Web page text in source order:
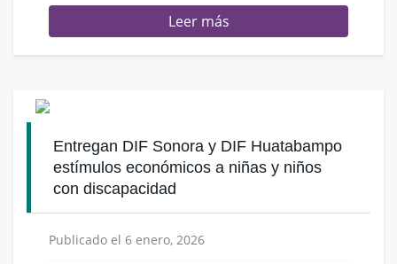
Leer más
Entregan DIF Sonora y DIF Huatabampo
estímulos económicos a niñas y niños
con discapacidad
Publicado el 6 enero, 2026